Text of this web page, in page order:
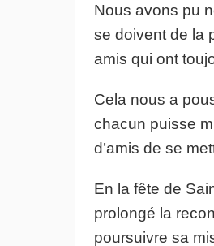
Nous avons pu
se doivent de la
amis qui ont
Cela nous a
chacun puisse
d’amis de se
En la fête de
prolongé la
poursuivre sa